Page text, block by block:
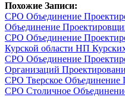
Похожие Записи:
СРО Объединение
Объединение
СРО Объединение
Курской области НП
СРО Объединение
Организаций
СРО Тверское
СРО Столичное